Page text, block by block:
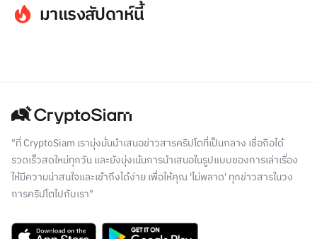
มาแรงสัปดาห์นี้
"ที่ CryptoSiam เรามุ่งมั่นนำเสนอข่าวสารคริปโตที่เป็นกลาง เชื่อถือได้
รวดเร็วสดใหม่ทุกวัน และยังมุ่งเน้นการนำเสนอในรูปแบบของการเล่าเรื่อง
ให้มีความน่าสนใจและเข้าถึงได้ง่าย เพื่อให้คุณ 'ไม่พลาด' ทุกข่าวสารในวง
การคริปโตไปกับเรา"